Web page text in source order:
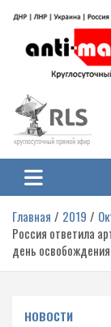
содержимому
на
гражданской
ЛНР и других
Главная 2019
Россия ответила
день
НОВОСТИ